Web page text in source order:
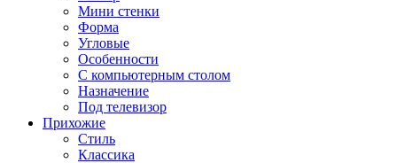
Мини стенки
Форма
Угловые
Особенности
С компьютерным столом
Назначение
Под телевизор
Прихожие
Стиль
Классика